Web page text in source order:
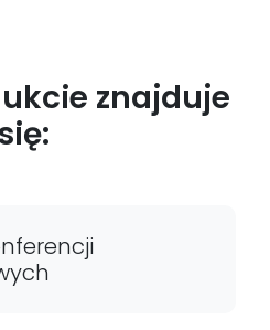
znajduje